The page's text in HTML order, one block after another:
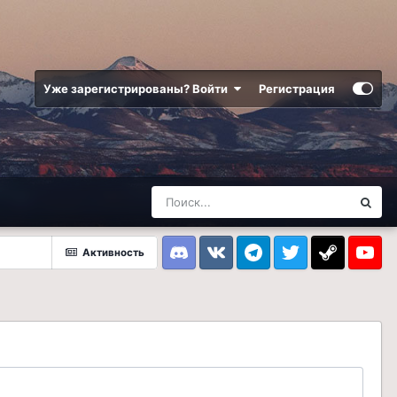
Уже зарегистрированы? Войти Регистрация
Активность
DiscordVK TelegramTwitter Steam